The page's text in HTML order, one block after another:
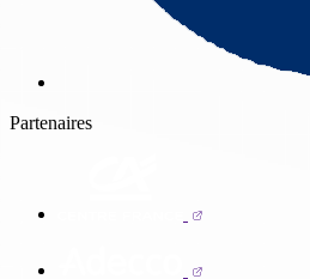
Partenaires